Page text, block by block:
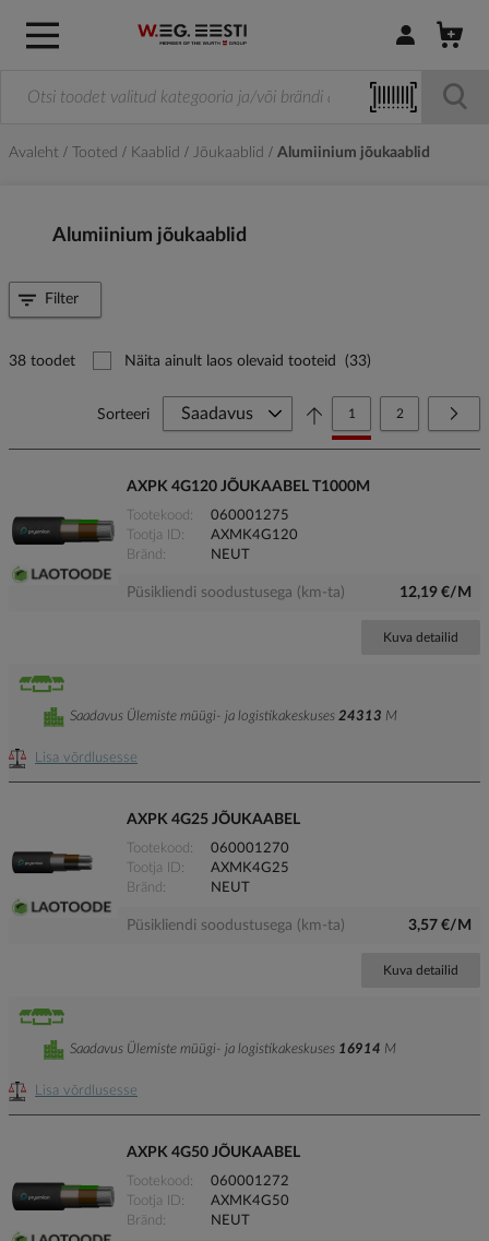
Logi sisse /
Avaleht Tooted Kaablid Jõukaablid Alumiinium jõukaablid
Alumiinium jõukaablid
38 toodet Näita ainult laos olevaid tooteid (33)
PageYou're currently reading
1 Page
2
Sorteeri
AXPK 4G120 JÕUKAABEL T1000M
Tootekood
060001275
Tootja ID
AXMK4G120
Bränd
NEUT
Püsikliendi soodustusega (km-ta) 12,19 €/M
Kuva detailid
Lisa võrdlusesse
Saadavus Ülemiste müügi- ja logistikakeskuses 24313 M
AXPK 4G25 JÕUKAABEL
Tootekood
060001270
Tootja ID
AXMK4G25
Bränd
NEUT
Püsikliendi soodustusega (km-ta) 3,57 €/M
Kuva detailid
Lisa võrdlusesse
Saadavus Ülemiste müügi- ja logistikakeskuses 16914 M
AXPK 4G50 JÕUKAABEL
Tootekood
060001272
Tootja ID
AXMK4G50
Bränd
NEUT
Filter